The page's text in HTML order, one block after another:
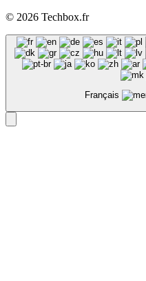
© 2026 Techbox.fr
Français